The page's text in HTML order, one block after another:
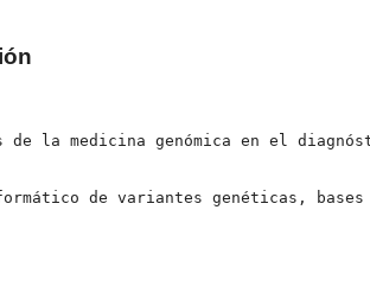
la medicina genómica en el
de variantes genéticas,